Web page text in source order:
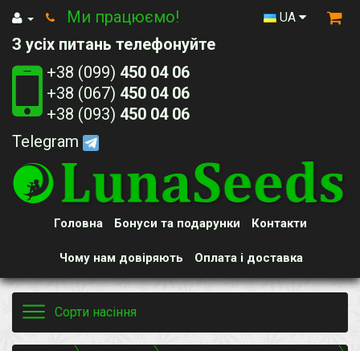
UA
Ми працюємо!
З усіх питань телефонуйте
+38 (099) 450 04 06
+38 (067) 450 04 06
+38 (093) 450 04 06
Telegram
Головна
Чому нам довіряють
Контакти
Бонуси та подарунки
Оплата і доставка
Toggle
navigation
Сорти насіння